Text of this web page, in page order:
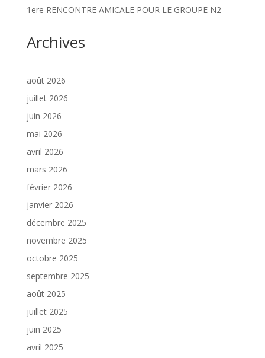
1ere RENCONTRE AMICALE POUR LE GROUPE N2
Archives
août 2026
juillet 2026
juin 2026
mai 2026
avril 2026
mars 2026
février 2026
janvier 2026
décembre 2025
novembre 2025
octobre 2025
septembre 2025
août 2025
juillet 2025
juin 2025
avril 2025